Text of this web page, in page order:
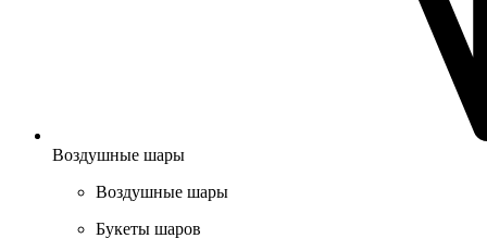
Воздушные шары
Воздушные шары
Букеты шаров